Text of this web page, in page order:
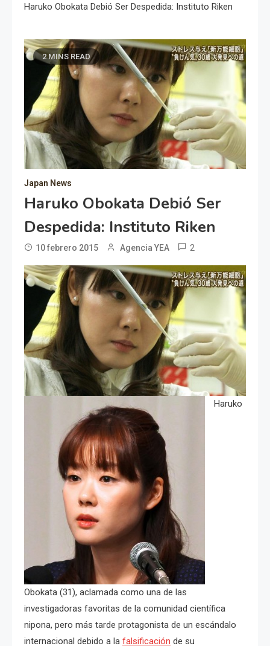
Haruko Obokata Debió Ser Despedida: Instituto Riken
2 MINS READ
Japan News
Haruko Obokata Debió Ser
Despedida: Instituto Riken
10 febrero 2015 Agencia YEA 2
Haruko
Obokata (31), aclamada como una de las
investigadoras favoritas de la comunidad científica
nipona, pero más tarde protagonista de un escándalo
internacional debido a la falsificación de su